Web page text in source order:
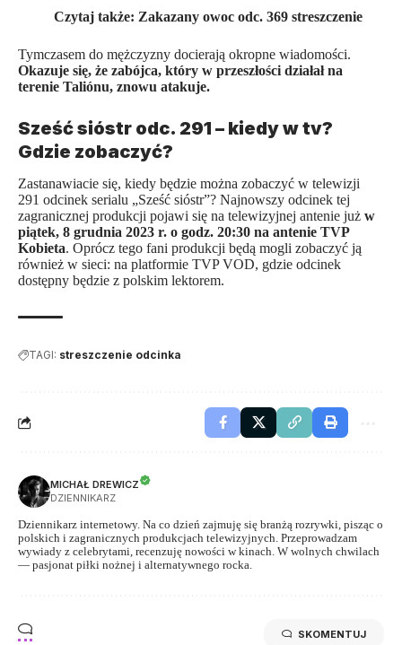
Czytaj także: Zakazany owoc odc. 369 streszczenie
Tymczasem do mężczyzny docierają okropne wiadomości.
Okazuje się, że zabójca, który w przeszłości działał na
terenie Taliónu, znowu atakuje.
Sześć sióstr odc. 291 – kiedy w tv?
Gdzie zobaczyć?
Zastanawiacie się, kiedy będzie można zobaczyć w telewizji
291 odcinek serialu „Sześć sióstr”? Najnowszy odcinek tej
zagranicznej produkcji pojawi się na telewizyjnej antenie już w
piątek, 8 grudnia 2023 r. o godz. 20:30 na antenie TVP
Kobieta. Oprócz tego fani produkcji będą mogli zobaczyć ją
również w sieci: na platformie TVP VOD, gdzie odcinek
dostępny będzie z polskim lektorem.
TAGI: streszczenie odcinka
MICHAŁ DREWICZ
DZIENNIKARZ
Dziennikarz internetowy. Na co dzień zajmuję się branżą rozrywki, pisząc o
polskich i zagranicznych produkcjach telewizyjnych. Przeprowadzam
wywiady z celebrytami, recenzuję nowości w kinach. W wolnych chwilach
— pasjonat piłki nożnej i alternatywnego rocka.
SKOMENTUJ